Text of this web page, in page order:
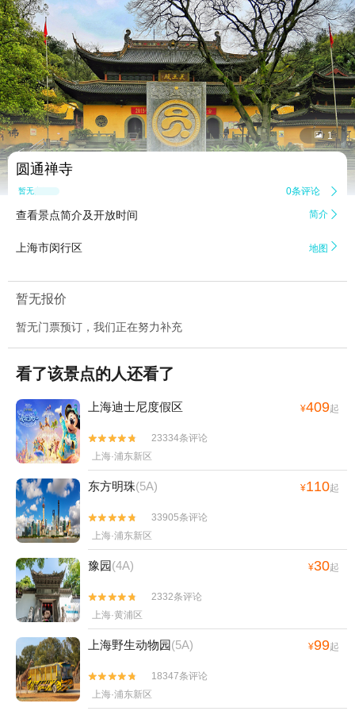
 1
圆通禅寺
暂无点评 0条评论 
查看景点简介及开放时间 简介 
上海市闵行区 地图 
暂无报价
暂无门票预订，我们正在努力补充
看了该景点的人还看了
上海迪士尼度假区 ¥409起


23334条评论
上海·浦东新区
东方明珠(5A) ¥110起


33905条评论
上海·浦东新区
豫园(4A) ¥30起


2332条评论
上海·黄浦区
上海野生动物园(5A) ¥99起


18347条评论
上海·浦东新区
